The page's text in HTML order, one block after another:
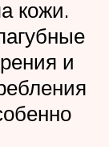
кожи.
и